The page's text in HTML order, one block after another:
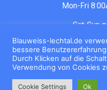
Mon-Fri
Sat-Sun
Blauweiss-lechtal.de
bessere
Durch Klicken auf die
Verwendung von Cookies
Cookie Settings Ok